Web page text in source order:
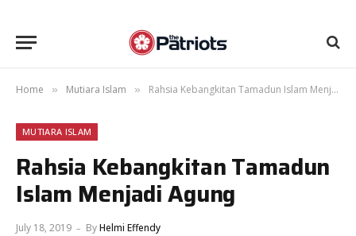
Home » Mutiara Islam » Rahsia Kebangkitan Tamadun Islam Menjadi Agung
MUTIARA ISLAM
Rahsia Kebangkitan Tamadun
Islam Menjadi Agung
July 18, 2019 ByHelmi Effendy